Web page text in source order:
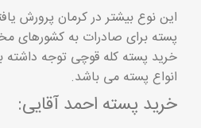
این نوع بیشتر در کرمان پرورش
پسته برای صادرات به کشورهای
خرید پسته کله قوچی توجه داشته
انواع پسته می باشد.
خرید پسته احمد آقایی: